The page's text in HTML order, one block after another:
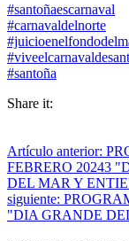
#santoñaescarnaval
#carnavaldelnorte
#santoña
Share it:
Artículo anterior:
FEBRERO 20243
DEL MAR Y
siguiente:
"DIA GRANDE